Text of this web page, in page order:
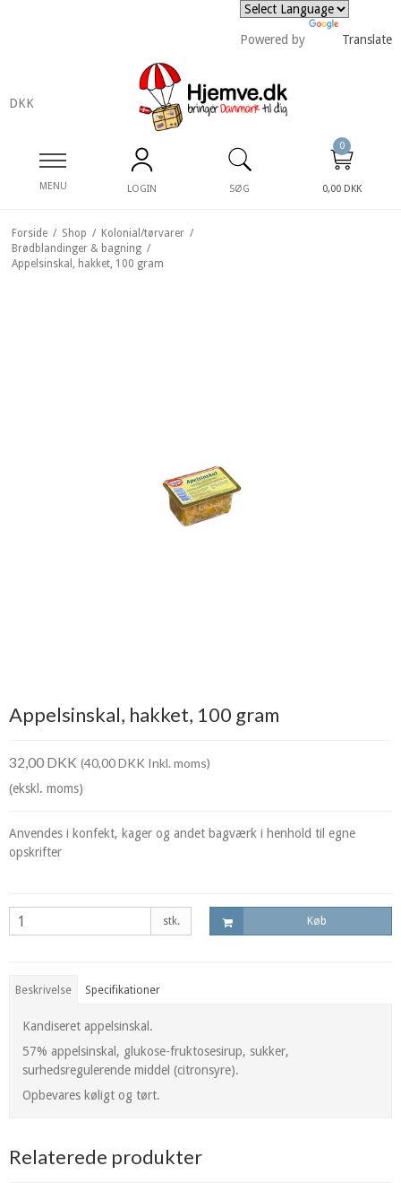
Powered by Translate
DKK
MENU LOGIN SØG
0
0,00 DKK
Forside / Shop / Kolonial/tørvarer /
Brødblandinger & bagning /
Appelsinskal, hakket, 100 gram
Appelsinskal, hakket, 100 gram
32,00 DKK (40,00 DKK Inkl. moms)
(ekskl. moms)
Anvendes i konfekt, kager og andet bagværk i henhold til egne
opskrifter
stk. Køb
Beskrivelse Specifikationer
Kandiseret appelsinskal.
57% appelsinskal, glukose-fruktosesirup, sukker,
surhedsregulerende middel (citronsyre).
Opbevares køligt og tørt.
Relaterede produkter